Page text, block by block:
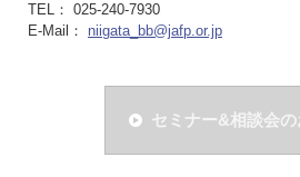
TEL： 025-240-7930
E-Mail： niigata_bb@jafp.or.jp
セミナー&相談会